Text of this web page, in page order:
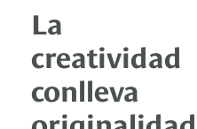
La
creatividad
conlleva